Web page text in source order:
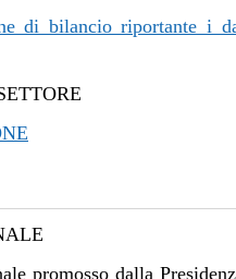
di bilancio riportante i
promosso dalla